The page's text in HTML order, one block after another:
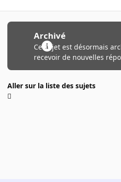
Archivé
Ce sujet est désormais
recevoir de nouvelles
Aller sur la liste des sujets